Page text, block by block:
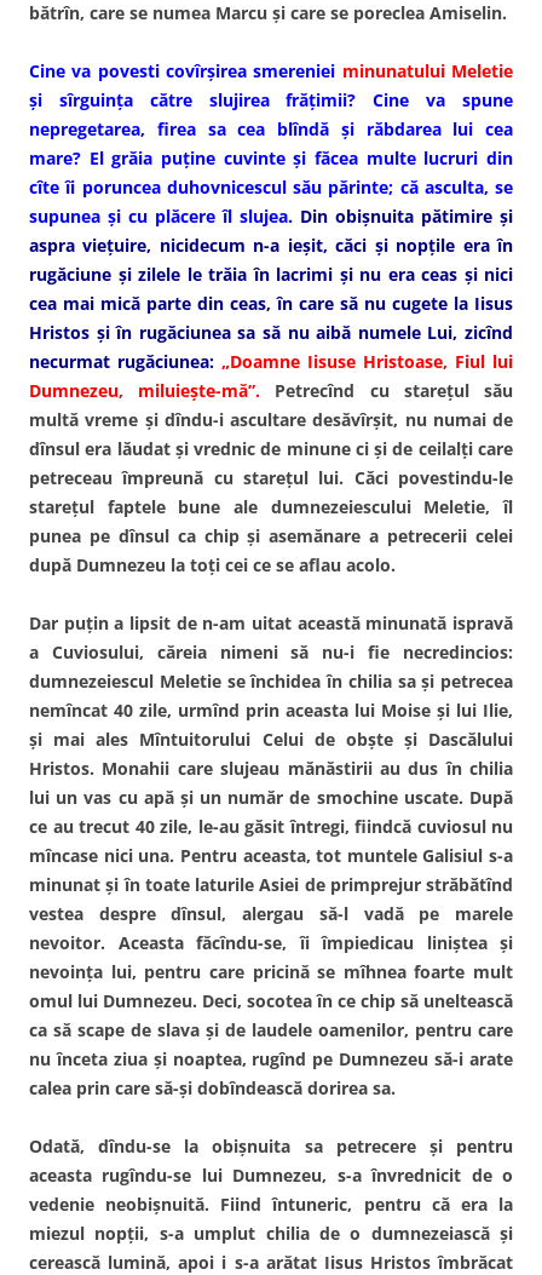
bătrîn, care se numea Marcu şi care se poreclea Amiselin.
Cine va povesti covîrşirea smereniei minunatului Meletie
şi sîrguinţa către slujirea frăţimii? Cine va spune
nepregetarea, firea sa cea blîndă şi răbdarea lui cea
mare? El grăia puţine cuvinte şi făcea multe lucruri din
cîte îi poruncea duhovnicescul său părinte; că asculta, se
supunea şi cu plăcere îl slujea. Din obişnuita pătimire şi
aspra vieţuire, nicidecum n-a ieşit, căci şi nopţile era în
rugăciune şi zilele le trăia în lacrimi şi nu era ceas şi nici
cea mai mică parte din ceas, în care să nu cugete la Iisus
Hristos şi în rugăciunea sa să nu aibă numele Lui, zicînd
necurmat rugăciunea: „Doamne Iisuse Hristoase, Fiul lui
Dumnezeu, miluieşte-mă”. Petrecînd cu stareţul său
multă vreme şi dîndu-i ascultare desăvîrşit, nu numai de
dînsul era lăudat şi vrednic de minune ci şi de ceilalţi care
petreceau împreună cu stareţul lui. Căci povestindu-le
stareţul faptele bune ale dumnezeiescului Meletie, îl
punea pe dînsul ca chip şi asemănare a petrecerii celei
după Dumnezeu la toţi cei ce se aflau acolo.
Dar puţin a lipsit de n-am uitat această minunată ispravă
a Cuviosului, căreia nimeni să nu-i fie necredincios:
dumnezeiescul Meletie se închidea în chilia sa şi petrecea
nemîncat 40 zile, urmînd prin aceasta lui Moise şi lui Ilie,
şi mai ales Mîntuitorului Celui de obşte şi Dascălului
Hristos. Monahii care slujeau mănăstirii au dus în chilia
lui un vas cu apă şi un număr de smochine uscate. După
ce au trecut 40 zile, le-au găsit întregi, fiindcă cuviosul nu
mîncase nici una. Pentru aceasta, tot muntele Galisiul s-a
minunat şi în toate laturile Asiei de primprejur străbătînd
vestea despre dînsul, alergau să-l vadă pe marele
nevoitor. Aceasta făcîndu-se, îi împiedicau liniştea şi
nevoinţa lui, pentru care pricină se mîhnea foarte mult
omul lui Dumnezeu. Deci, socotea în ce chip să uneltească
ca să scape de slava şi de laudele oamenilor, pentru care
nu înceta ziua şi noaptea, rugînd pe Dumnezeu să-i arate
calea prin care să-şi dobîndească dorirea sa.
Odată, dîndu-se la obişnuita sa petrecere şi pentru
aceasta rugîndu-se lui Dumnezeu, s-a învrednicit de o
vedenie neobişnuită. Fiind întuneric, pentru că era la
miezul nopţii, s-a umplut chilia de o dumnezeiască şi
cerească lumină, apoi i s-a arătat Iisus Hristos îmbrăcat